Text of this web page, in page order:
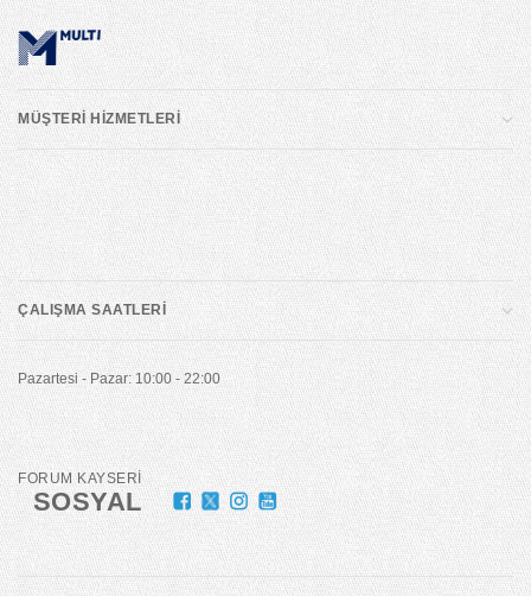
MÜŞTERİ HİZMETLERİ
ÇALIŞMA SAATLERİ
Pazartesi - Pazar: 10:00 - 22:00
FORUM KAYSERİ
SOSYAL